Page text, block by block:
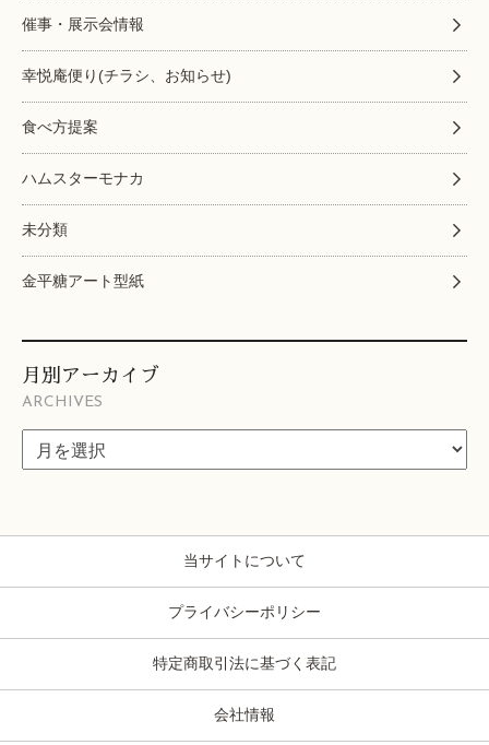
催事・展示会情報
幸悦庵便り(チラシ、お知らせ)
食べ方提案
ハムスターモナカ
未分類
金平糖アート型紙
月別アーカイブ
ARCHIVES
当サイトについて
プライバシーポリシー
特定商取引法に基づく表記
会社情報